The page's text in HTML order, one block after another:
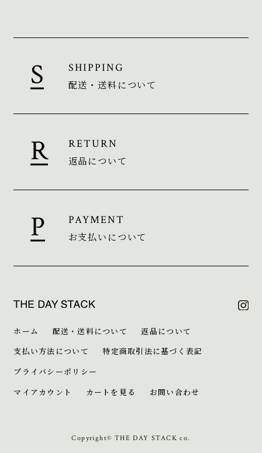
SHIPPING
配送・送料について
RETURN
返品について
PAYMENT
お支払いについて
ホーム 配送・送料について
返品について
支払い方法について
特定商取引法に基づく表記
プライバシーポリシー
マイアカウント
カートを見る お問い合わせ
Copyright© THE DAY STACK co.